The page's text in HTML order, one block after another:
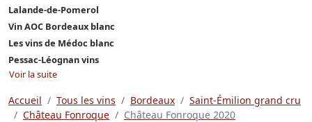
Lalande-de-Pomerol
Vin AOC Bordeaux blanc
Les vins de Médoc blanc
Pessac-Léognan vins
Voir la suite
Accueil Tous les vins Bordeaux
Saint-Émilion grand cru
Château Fonroque
Château Fonroque 2020